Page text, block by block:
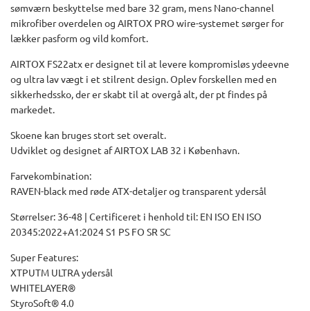
sømværn beskyttelse med bare 32 gram, mens Nano-channel
mikrofiber overdelen og AIRTOX PRO wire-systemet sørger for
lækker pasform og vild komfort.
AIRTOX FS22atx er designet til at levere kompromisløs ydeevne
og ultra lav vægt i et stilrent design. Oplev forskellen med en
sikkerhedssko, der er skabt til at overgå alt, der pt findes på
markedet.
Skoene kan bruges stort set overalt.
Udviklet og designet af AIRTOX LAB 32 i København.
Farvekombination:
RAVEN-black med røde ATX-detaljer og transparent ydersål
Størrelser: 36-48 | Certificeret i henhold til: EN ISO EN ISO
20345:2022+A1:2024 S1 PS FO SR SC
Super Features:
XTPUTM ULTRA ydersål
WHITELAYER®
StyroSoft® 4.0